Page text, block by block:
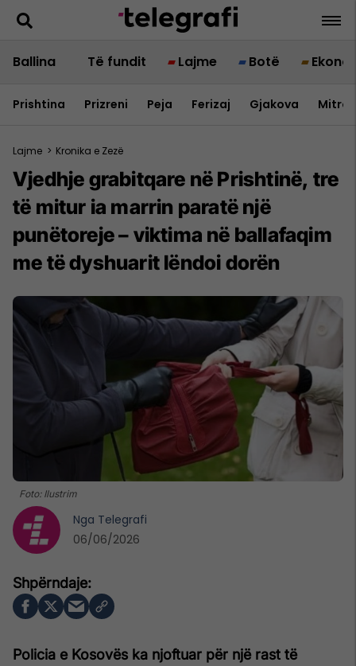
Ballina Të fundit Lajme Botë
Prishtina Prizreni Peja Ferizaj Gjakova
Lajme > Kronika e Zezë
Vjedhje grabitqare në Prishtinë, tre
të mitur ia marrin paratë një
punëtoreje – viktima në ballafaqim
me të dyshuarit lëndoi dorën
Foto: Ilustrim
Policia e Kosovës ka njoftuar për një rast të
Nga Telegrafi
06/06/2026